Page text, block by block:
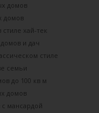
домов
домов
хай-тек
и дач
стиле
семьи
до 100 кв м
домов
мансардой